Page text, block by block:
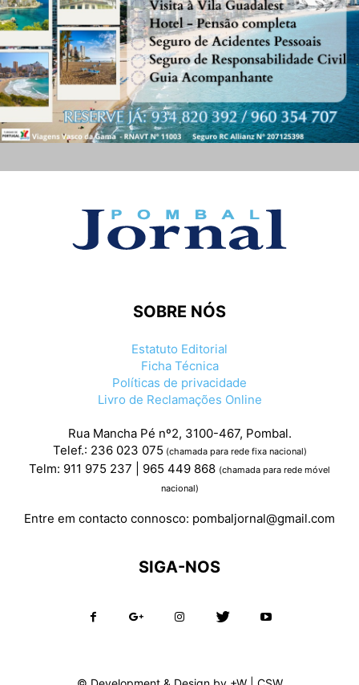
SOBRE NÓS
Estatuto Editorial
Ficha Técnica
Políticas de privacidade
Livro de Reclamações Online
Rua Mancha Pé nº2, 3100-467, Pombal.
Telef.: 236 023 075 (chamada para rede fixa nacional)
Telm: 911 975 237 | 965 449 868 (chamada para rede móvel
nacional)
Entre em contacto connosco: pombaljornal@gmail.com
SIGA-NOS